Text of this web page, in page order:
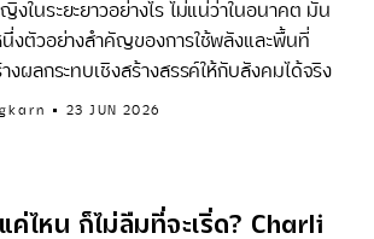
ในระยะยาวอย่างไร ไม่แน่ว่าในอนาคต มัน
นึ่งตัวอย่างสำคัญของการใช้พลังและพื้นที่
งผลกระทบเชิงสร้างสรรค์ให้กับสังคมได้จริง
23 JUN 2026
ค่ไหน ก็ไม่ลืมที่จะเริ่ด? Charli